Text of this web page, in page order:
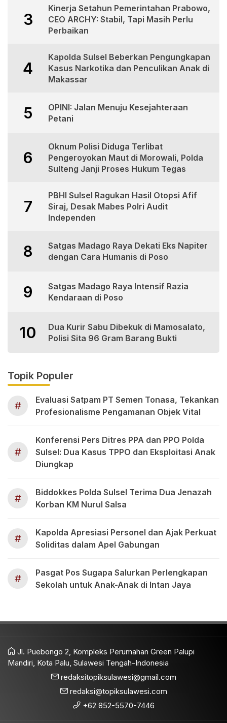
3
Kinerja Setahun Pemerintahan Prabowo,
CEO ARCHY: Stabil, Tapi Masih Perlu
Perbaikan
4
Kapolda Sulsel Beberkan Pengungkapan
Kasus Narkotika dan Penculikan Anak di
Makassar
5
OPINI: Jalan Menuju Kesejahteraan
Petani
6
Oknum Polisi Diduga Terlibat
Pengeroyokan Maut di Morowali, Polda
Sulteng Janji Proses Hukum Tegas
7
PBHI Sulsel Ragukan Hasil Otopsi Afif
Siraj, Desak Mabes Polri Audit
Independen
8
Satgas Madago Raya Dekati Eks Napiter
dengan Cara Humanis di Poso
9
Satgas Madago Raya Intensif Razia
Kendaraan di Poso
10
Dua Kurir Sabu Dibekuk di Mamosalato,
Polisi Sita 96 Gram Barang Bukti
Topik Populer
#
Evaluasi Satpam PT Semen Tonasa, Tekankan
Profesionalisme Pengamanan Objek Vital
#
Konferensi Pers Ditres PPA dan PPO Polda
Sulsel: Dua Kasus TPPO dan Eksploitasi Anak
Diungkap
#
Biddokkes Polda Sulsel Terima Dua Jenazah
Korban KM Nurul Salsa
#
Kapolda Apresiasi Personel dan Ajak Perkuat
Soliditas dalam Apel Gabungan
#
Pasgat Pos Sugapa Salurkan Perlengkapan
Sekolah untuk Anak-Anak di Intan Jaya
Jl. Puebongo 2, Kompleks Perumahan Green Palupi
Mandiri, Kota Palu, Sulawesi Tengah-Indonesia
redaksitopiksulawesi@gmail.com
redaksi@topiksulawesi.com
+62 852-5570-7446